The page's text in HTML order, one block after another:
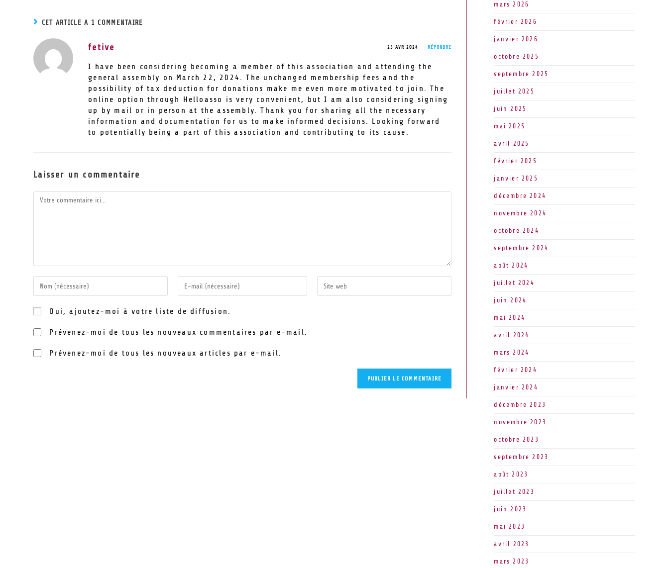
CET ARTICLE A 1 COMMENTAIRE
fetive 25 AVR 2024 RÉPONDRE
I have been considering becoming a member of this association and attending the
general assembly on March 22, 2024. The unchanged membership fees and the
possibility of tax deduction for donations make me even more motivated to join. The
online option through Helloasso is very convenient, but I am also considering signing
up by mail or in person at the assembly. Thank you for sharing all the necessary
information and documentation for us to make informed decisions. Looking forward
to potentially being a part of this association and contributing to its cause.
Laisser un commentaire
Oui, ajoutez-moi à votre liste de diffusion.
Prévenez-moi de tous les nouveaux commentaires par e-mail.
Prévenez-moi de tous les nouveaux articles par e-mail.
mars 2026
février 2026
janvier 2026
octobre 2025
septembre 2025
juillet 2025
juin 2025
mai 2025
avril 2025
février 2025
janvier 2025
décembre 2024
novembre 2024
octobre 2024
septembre 2024
août 2024
juillet 2024
juin 2024
mai 2024
avril 2024
mars 2024
février 2024
janvier 2024
décembre 2023
novembre 2023
octobre 2023
septembre 2023
août 2023
juillet 2023
juin 2023
mai 2023
avril 2023
mars 2023